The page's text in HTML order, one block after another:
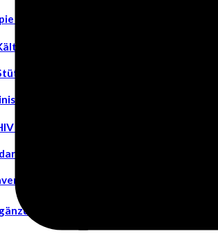
& Kompression
& Wärmetherapie
& Kompression
Tests & Geräte
Tests